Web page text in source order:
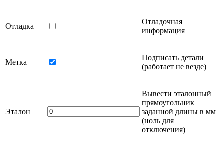
Отладка
Отладочная
информация
Метка
Подписать детали
(работает не везде)
Эталон
Вывести эталонный
прямоугольник
заданной длины в мм
(ноль для
отключения)